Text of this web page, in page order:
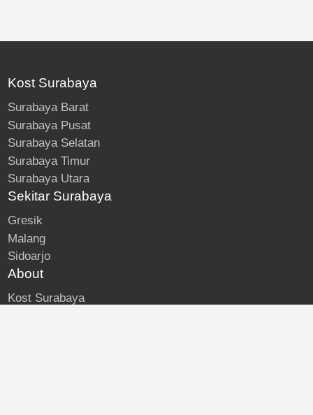
Kost Surabaya
Surabaya Barat
Surabaya Pusat
Surabaya Selatan
Surabaya Timur
Surabaya Utara
Sekitar Surabaya
Gresik
Malang
Sidoarjo
About
Kost Surabaya